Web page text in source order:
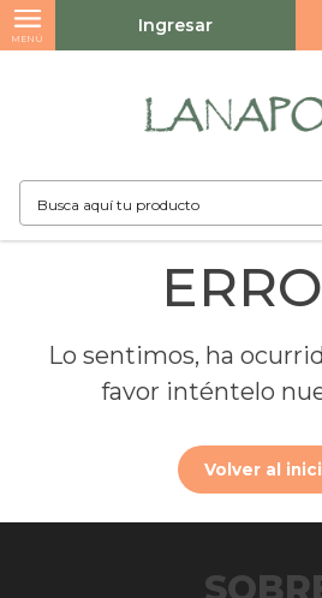
MENÚ
Ingresar
Lo sentimos, ha
favor inténtelo
Volver al